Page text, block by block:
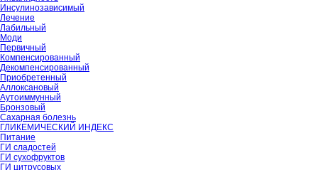
Инсулинозависимый
Лечение
Лабильный
Моди
Первичный
Компенсированный
Декомпенсированный
Приобретенный
Аллоксановый
Аутоиммунный
Бронзовый
Сахарная болезнь
ГЛИКЕМИЧЕСКИЙ ИНДЕКС
Питание
ГИ сладостей
ГИ сухофруктов
ГИ цитрусовых